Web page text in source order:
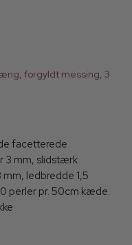
forgyldt messing, 3
facetterede
3 mm, slidstærk
ledbredde 1,5
perler pr. 50cm kæde.